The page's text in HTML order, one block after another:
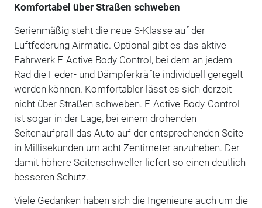
Komfortabel über Straßen schweben
Serienmäßig steht die neue S-Klasse auf der
Luftfederung Airmatic. Optional gibt es das aktive
Fahrwerk E-Active Body Control, bei dem an jedem
Rad die Feder- und Dämpferkräfte individuell geregelt
werden können. Komfortabler lässt es sich derzeit
nicht über Straßen schweben. E-Active-Body-Control
ist sogar in der Lage, bei einem drohenden
Seitenaufprall das Auto auf der entsprechenden Seite
in Millisekunden um acht Zentimeter anzuheben. Der
damit höhere Seitenschweller liefert so einen deutlich
besseren Schutz.
Viele Gedanken haben sich die Ingenieure auch um die